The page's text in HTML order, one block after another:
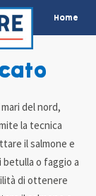
Home
del nord,
la tecnica
il salmone e
o faggio a
di ottenere